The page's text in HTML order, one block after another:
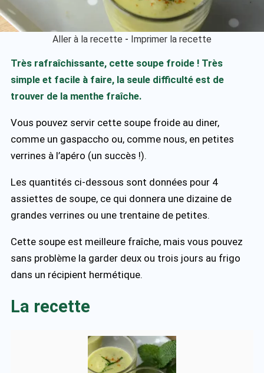
Aller à la recette - Imprimer la recette
Très rafraîchissante, cette soupe froide ! Très
simple et facile à faire, la seule difficulté est de
trouver de la menthe fraîche.
Vous pouvez servir cette soupe froide au diner,
comme un gaspaccho ou, comme nous, en petites
verrines à l’apéro (un succès !).
Les quantités ci-dessous sont données pour 4
assiettes de soupe, ce qui donnera une dizaine de
grandes verrines ou une trentaine de petites.
Cette soupe est meilleure fraîche, mais vous pouvez
sans problème la garder deux ou trois jours au frigo
dans un récipient hermétique.
La recette